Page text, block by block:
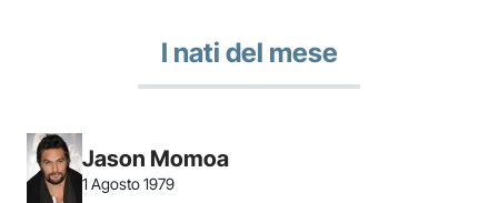
I nati del mese
Jason Momoa
1 Agosto 1979